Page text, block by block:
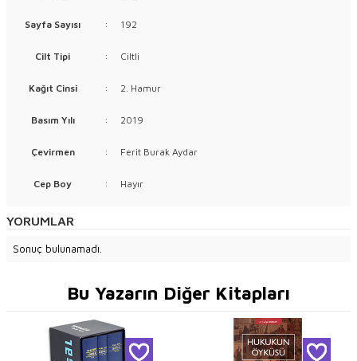
Sayfa Sayısı : 192
Cilt Tipi : Ciltli
Kağıt Cinsi : 2. Hamur
Basım Yılı : 2019
Çevirmen : Ferit Burak Aydar
Cep Boy : Hayır
YORUMLAR
Sonuç bulunamadı.
Bu Yazarın Diğer Kitapları